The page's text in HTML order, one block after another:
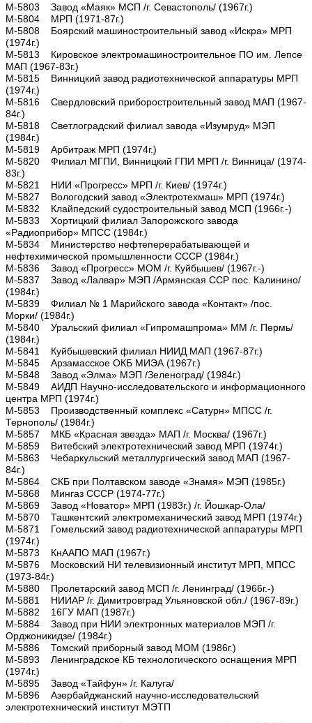
М-5803 Завод «Маяк» МСП /г. Севастополь/ (1967г.)
М-5804 МРП (1971-87г.)
М-5808 Боярский машиностроительный завод «Искра» МРП
(1974г.)
М-5813 Кировское электромашиностроительное ПО им. Лепсе
МАП (1967-83г.)
М-5815 Винницкий завод радиотехнической аппаратуры МРП
(1974г.)
М-5816 Свердловский приборостроительный завод МАП (1967-
84г.)
М-5818 Светлоградский филиал завода «Изумруд» МЭП
(1984г.)
М-5819 Арбитраж МРП (1974г.)
М-5820 Филиал МГПИ, Винницкий ГПИ МРП /г. Винница/ (1974-
83г.)
М-5821 НИИ «Прогресс» МРП /г. Киев/ (1974г.)
М-5827 Вологодский завод «Электротехмаш» МРП (1974г.)
М-5832 Клайпедский судостроительный завод МСП (1966г.-)
М-5833 Хортицкий филиал Запорожского завода
«Радиоприбор» МПСС (1984г.)
М-5834 Министерство нефтеперерабатывающей и
нефтехимической промышленности СССР (1984г.)
М-5836 Завод «Прогресс» МОМ /г. Куйбышев/ (1967г.-)
М-5837 Завод «Лалвар» МЭП /Армянская ССР пос. Калинино/
(1984г.)
М-5839 Филиал № 1 Марийского завода «Контакт» /пос.
Морки/ (1984г.)
М-5840 Уральский филиал «Гипромашпрома» ММ /г. Пермь/
(1984г.)
М-5841 Куйбышевский филиал НИИД МАП (1967-87г.)
М-5845 Арзамасское ОКБ МИЭА (1967г.)
М-5848 Завод «Элма» МЭП /Зеленоград/ (1984г.)
М-5849 АИДП Научно-исследовательского и информационного
центра МРП (1974г.)
М-5853 Производственный комплекс «Сатурн» МПСС /г.
Тернополь/ (1984г.)
М-5857 МКБ «Красная звезда» МАП /г. Москва/ (1967г.)
М-5859 Витебский электротехнический завод МРП (1974г.)
М-5863 Чебаркульский металлургический завод МАП (1967-
84г.)
М-5864 СКБ при Полтавском заводе «Знамя» МЭП (1985г.)
М-5868 Мингаз СССР (1974-77г.)
М-5869 Завод «Новатор» МРП (1983г.) /г. Йошкар-Ола/
М-5870 Ташкентский электромеханический завод МРП (1974г.)
М-5871 Гомельский завод радиотехнической аппаратуры МРП
(1974г.)
М-5873 КнААПО МАП (1967г.)
М-5876 Московский НИ телевизионный институт МРП, МПСС
(1973-84г.)
М-5880 Пролетарский завод МСП /г. Ленинград/ (1966г.-)
М-5881 НИИАР /г. Димитровград Ульяновской обл./ (1967-89г.)
М-5882 16ГУ МАП (1987г.)
М-5884 Завод при НИИ электронных материалов МЭП /г.
Орджоникидзе/ (1984г.)
М-5886 Томский приборный завод МОМ (1986г.)
М-5893 Ленинградское КБ технологического оснащения МРП
(1974г.)
М-5895 Завод «Тайфун» /г. Калуга/
М-5896 Азербайджанский научно-исследовательский
электротехнический институт МЭТП